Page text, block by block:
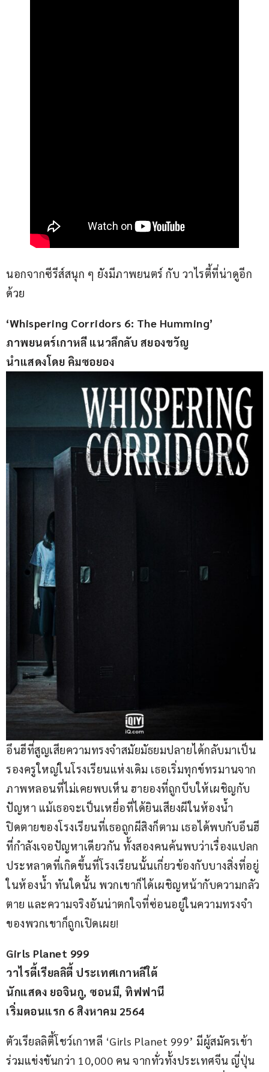
นอกจากซีรีส์สนุก ๆ ยังมีภาพยนตร์ กับ วาไรตี้ที่น่าดูอีก
ด้วย
‘Whispering Corridors 6: The Humming’
ภาพยนตร์เกาหลี แนวลึกลับ สยองขวัญ
นำแสดงโดย คิมซอยอง
อึนฮีที่สูญเสียความทรงจำสมัยมัธยมปลายได้กลับมาเป็น
รองครูใหญ่ในโรงเรียนแห่งเดิม เธอเริ่มทุกข์ทรมานจาก
ภาพหลอนที่ไม่เคยพบเห็น ฮายองที่ถูกบีบให้เผชิญกับ
ปัญหา แม้เธอจะเป็นเหยื่อที่ได้ยินเสียงผีในห้องน้ำ
ปิดตายของโรงเรียนที่เธอถูกผีสิงก็ตาม เธอได้พบกับอึนฮี
ที่กำลังเจอปัญหาเดียวกัน ทั้งสองคนค้นพบว่าเรื่องแปลก
ประหลาดที่เกิดขึ้นที่โรงเรียนนั้นเกี่ยวข้องกับบางสิ่งที่อยู่
ในห้องน้ำ ทันใดนั้น พวกเขาก็ได้เผชิญหน้ากับความกลัว
ตาย และความจริงอันน่าตกใจที่ซ่อนอยู่ในความทรงจำ
ของพวกเขาก็ถูกเปิดเผย!
Girls Planet 999
วาไรตี้เรียลลิตี้ ประเทศเกาหลีใต้
นักแสดง ยอจินกู, ซอนมี, ทิฟฟานี
เริ่มตอนแรก 6 สิงหาคม 2564
ตัวเรียลลิตี้โชว์เกาหลี ‘Girls Planet 999’ มีผู้สมัครเข้า
ร่วมแข่งขันกว่า 10,000 คน จากทั่วทั้งประเทศจีน ญี่ปุ่น